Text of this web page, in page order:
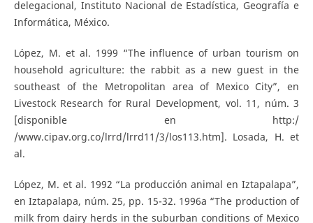
delegacional, Instituto Nacional de Estadística, Geografía e
Informática, México.
López, M. et al. 1999 “The influence of urban tourism on
household agriculture: the rabbit as a new guest in the
southeast of the Metropolitan area of Mexico City”, en
Livestock Research for Rural Development, vol. 11, núm. 3
[disponible en http:/
/www.cipav.org.co/lrrd/lrrd11/3/los113.htm]. Losada, H. et
al.
López, M. et al. 1992 “La producción animal en Iztapalapa”,
en Iztapalapa, núm. 25, pp. 15-32. 1996a “The production of
milk from dairy herds in the suburban conditions of Mexico